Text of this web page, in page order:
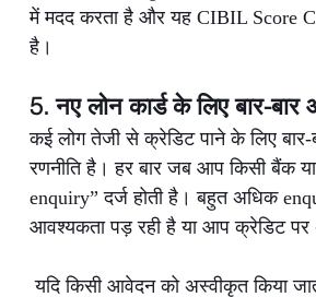
में मदद करता है और यह CIBIL Score
है।
5. नए लोन कार्ड के लिए बार-
कई लोग तेजी से क्रेडिट पाने के लिए
रणनीति है। हर बार जब आप किसी बैंक
enquiry” दर्ज होती है। बहुत अधिक
आवश्यकता पड़ रही है या आप क्रेडिट पर
यदि किसी आवेदन को अस्वीकृत किया